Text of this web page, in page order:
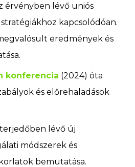
érvényben lévő uniós
kapcsolódóan.
eredmények és
konferencia (2024) óta
és előrehaladások
lévő új
módszerek és
bemutatása.